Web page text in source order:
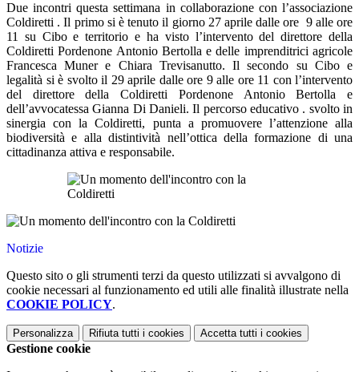
Due incontri questa settimana in collaborazione con l’associazione
Coldiretti . Il primo si è tenuto il giorno 27 aprile dalle ore 9 alle ore
11 su Cibo e territorio e ha visto l’intervento del direttore della
Coldiretti Pordenone Antonio Bertolla e delle imprenditrici agricole
Francesca Muner e Chiara Trevisanutto. Il secondo su Cibo e
legalità si è svolto il 29 aprile dalle ore 9 alle ore 11 con l’intervento
del direttore della Coldiretti Pordenone Antonio Bertolla e
dell’avvocatessa Gianna Di Danieli. Il percorso educativo . svolto in
sinergia con la Coldiretti, punta a promuovere l’attenzione alla
biodiversità e alla distintività nell’ottica della formazione di una
cittadinanza attiva e responsabile.
Notizie
Questo sito o gli strumenti terzi da questo utilizzati si avvalgono di
cookie necessari al funzionamento ed utili alle finalità illustrate nella
COOKIE POLICY.
Personalizza Rifiuta tutti i cookies Accetta tutti i cookies
Gestione cookie